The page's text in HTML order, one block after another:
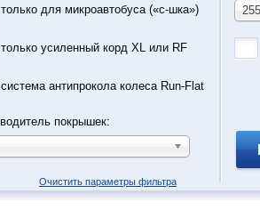
только для микроавтобуса («с-шка»)
только усиленный корд XL или RF
система антипрокола колеса Run-Flat
покрышек:
255
Очистить параметры фильтра